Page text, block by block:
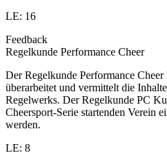
LE: 16
Feedback
Regelkunde Performance Cheer
Der Regelkunde Performance
überarbeitet und vermittelt die
Regelwerks. Der Regelkunde PC
Cheersport-Serie startenden Verein
werden.
LE: 8